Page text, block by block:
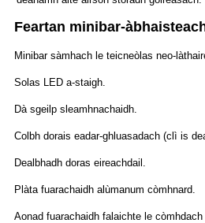
Feartan minibar-
Minibar sàmhach le teicneòlas neo-
Solas LED a-staigh.
Dà sgeilp sleamhnachaidh.
Colbh dorais eadar-ghluasadach (clì is
Dealbhadh doras eireachdail.
Plàta fuarachaidh alùmanum còmhnard.
Aonad fuarachaidh falaichte le